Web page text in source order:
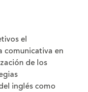
el
comunicativa en
de los
inglés como